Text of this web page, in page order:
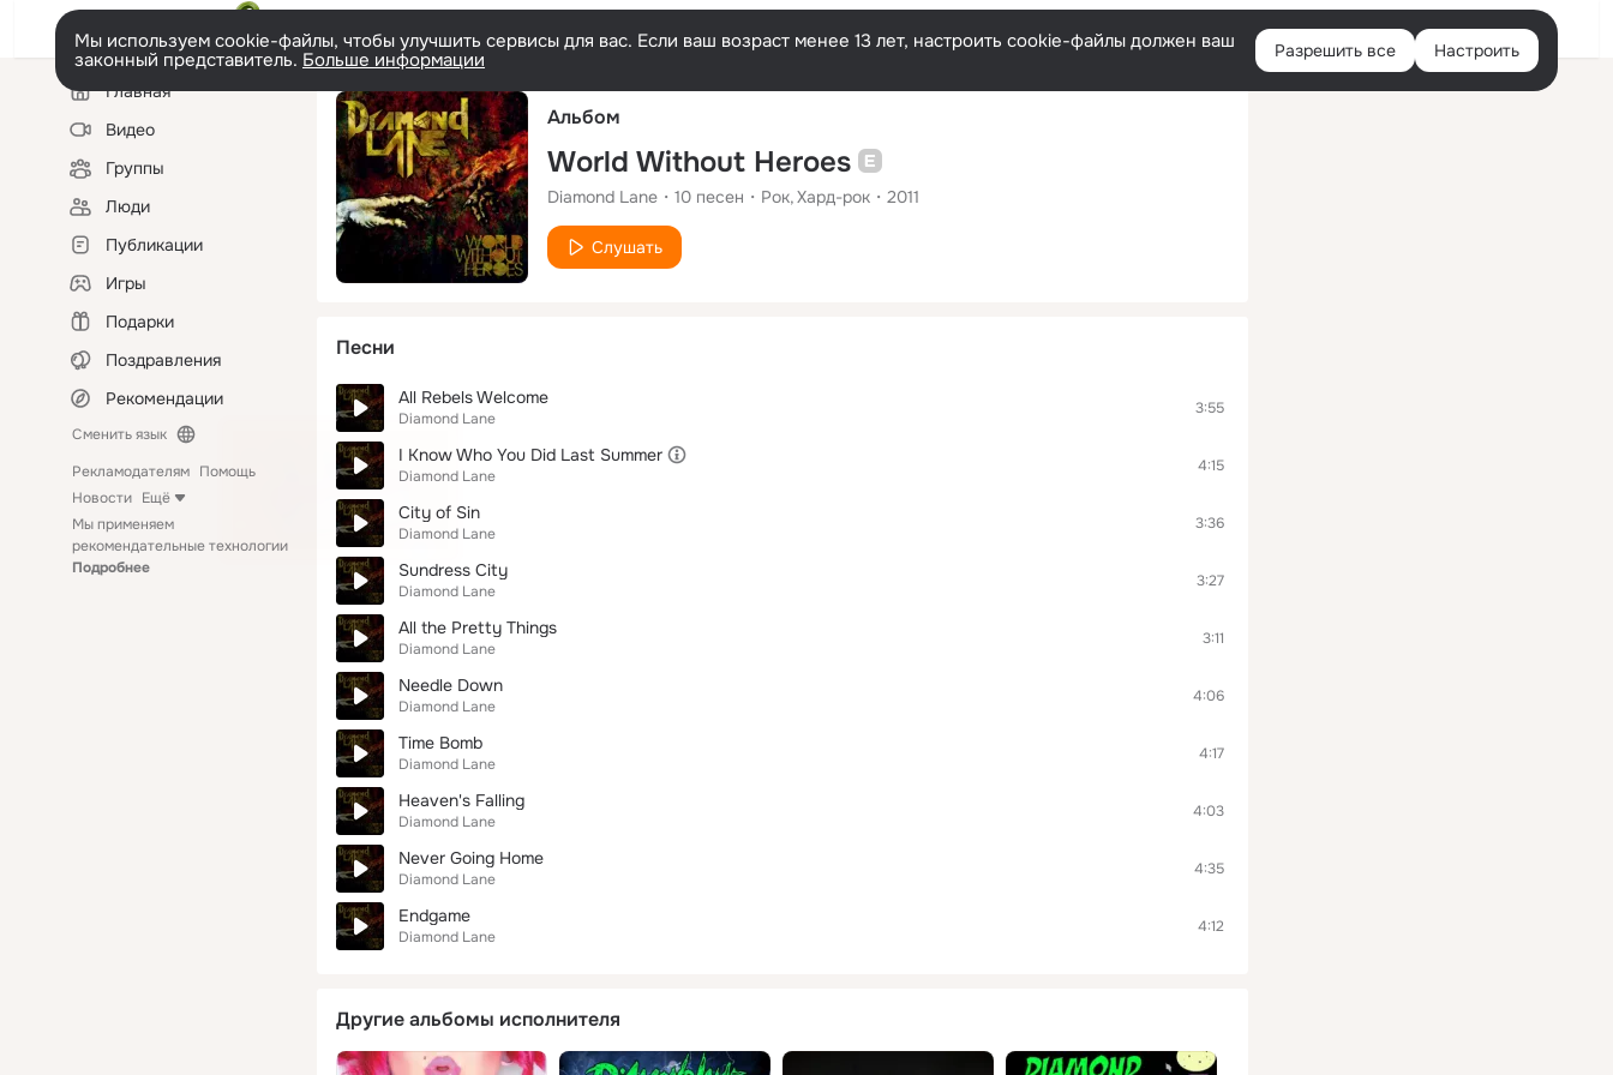
Русский Войти
Мы используем cookie-файлы, чтобы улучшить сервисы для вас. Если ваш возраст менее 13 лет, настроить cookie-файлы должен ваш
законный представитель. Больше информации Разрешить все Настроить
Левая
колонкаГлавная
Видео
Группы
Люди
Публикации
Игры
Подарки
Поздравления
Рекомендации
Сменить язык
Рекламодателям Помощь
Новости Ещё
Мы применяем
рекомендательные технологии
Подробнее
Альбом
World Without Heroes
Diamond Lane 10 песен Рок Хард-рок 2011
Слушать
Песни
All Rebels Welcome
Diamond Lane
3:55
I Know Who You Did Last Summer
Diamond Lane
4:15
City of Sin
Diamond Lane
3:36
Sundress City
Diamond Lane
3:27
All the Pretty Things
Diamond Lane
3:11
Needle Down
Diamond Lane
4:06
Time Bomb
Diamond Lane
4:17
Heaven's Falling
Diamond Lane
4:03
Never Going Home
Diamond Lane
4:35
Endgame
Diamond Lane
4:12
Другие альбомы исполнителя